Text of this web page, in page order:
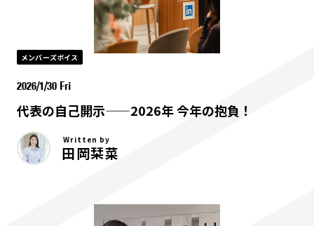
メンバーズボイス
2026/1/30 Fri
代表の自己開示——2026年 今年の抱負！
Written by
田岡栞菜